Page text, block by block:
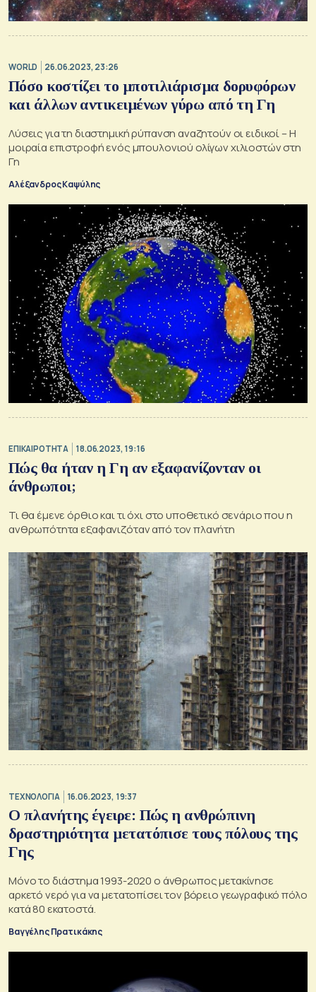
WORLD 26.06.2023, 23:26
Πόσο κοστίζει το μποτιλιάρισμα δορυφόρων
και άλλων αντικειμένων γύρω από τη Γη
Λύσεις για τη διαστημική ρύπανση αναζητούν οι ειδικοί – Η
μοιραία επιστροφή ενός μπουλονιού ολίγων χιλιοστών στη
Γη
Αλέξανδρος Καψύλης
ΕΠΙΚΑΙΡΟΤΗΤΑ 18.06.2023, 19:16
Πώς θα ήταν η Γη αν εξαφανίζονταν οι
άνθρωποι;
Τι θα έμενε όρθιο και τι όχι στο υποθετικό σενάριο που η
ανθρωπότητα εξαφανιζόταν από τον πλανήτη
ΤΕΧΝΟΛΟΓΙΑ 16.06.2023, 19:37
Ο πλανήτης έγειρε: Πώς η ανθρώπινη
δραστηριότητα μετατόπισε τους πόλους της
Γης
Μόνο το διάστημα 1993-2020 ο άνθρωπος μετακίνησε
αρκετό νερό για να μετατοπίσει τον βόρειο γεωγραφικό πόλο
κατά 80 εκατοστά.
Βαγγέλης Πρατικάκης